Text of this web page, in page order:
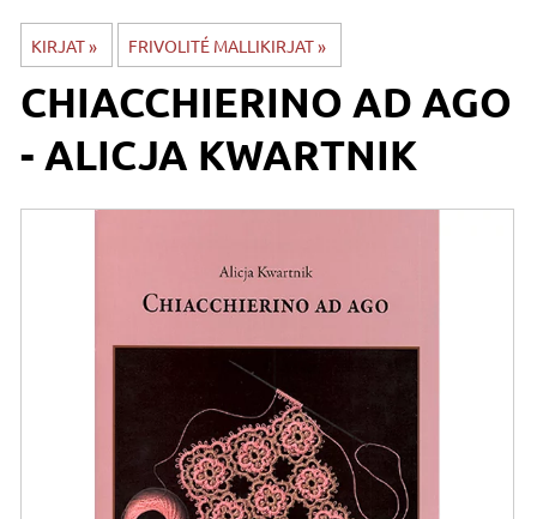
KIRJAT‪» FRIVOLITÉ MALLIKIRJAT‪»
CHIACCHIERINO AD AGO
- ALICJA KWARTNIK